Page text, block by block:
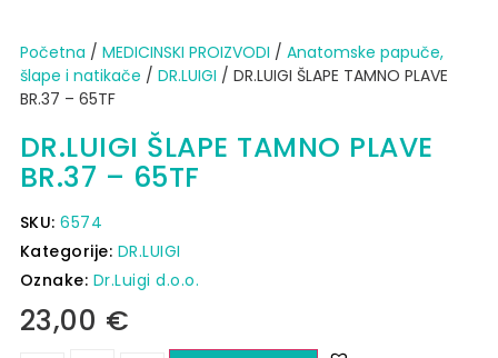
Početna / MEDICINSKI PROIZVODI / Anatomske papuče,
šlape i natikače / DR.LUIGI / DR.LUIGI ŠLAPE TAMNO PLAVE
BR.37 – 65TF
DR.LUIGI ŠLAPE TAMNO PLAVE
BR.37 – 65TF
SKU:6574
Kategorije: DR.LUIGI
Oznake: Dr.Luigi d.o.o.
23,00 €